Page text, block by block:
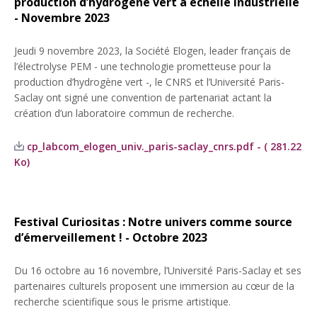
- Novembre 2023
Jeudi 9 novembre 2023, la Société Elogen, leader français de
l’électrolyse PEM - une technologie prometteuse pour la
production d’hydrogène vert -, le CNRS et l’Université Paris-
Saclay ont signé une convention de partenariat actant la
création d’un laboratoire commun de recherche.
cp_labcom_elogen_univ._paris-saclay_cnrs.pdf - ( 281.22
Ko)
Festival Curiositas : Notre univers comme source
d’émerveillement ! - Octobre 2023
Du 16 octobre au 16 novembre, l’Université Paris-Saclay et ses
partenaires culturels proposent une immersion au cœur de la
recherche scientifique sous le prisme artistique.